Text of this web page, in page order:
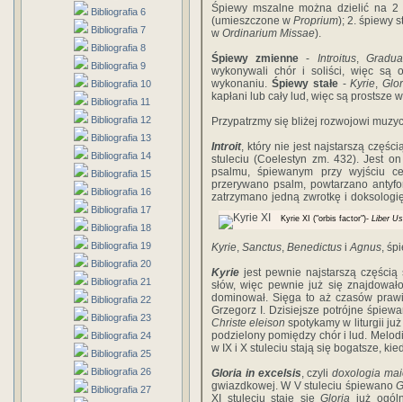
Bibliografia 6
Bibliografia 7
Bibliografia 8
Bibliografia 9
Bibliografia 10
Bibliografia 11
Bibliografia 12
Bibliografia 13
Bibliografia 14
Bibliografia 15
Bibliografia 16
Bibliografia 17
Bibliografia 18
Bibliografia 19
Bibliografia 20
Bibliografia 21
Bibliografia 22
Bibliografia 23
Bibliografia 24
Bibliografia 25
Bibliografia 26
Bibliografia 27
Śpiewy mszalne można dzielić na
(umieszczone w Proprium); 2. śpiewy
w Ordinarium Missae).
Śpiewy zmienne - Introitus,
wykonywali chór i soliści, więc są
wykonaniu. Śpiewy stałe-Kyrie,
kapłani lub cały lud, więc są prostsze
Przypatrzmy się bliżej rozwojowi
Introit, który nie jest najstarszą
stuleciu (Coelestyn zm. 432). Jest
psalmu, śpiewanym przy wyjściu
przerywano psalm, powtarzano
zatrzymano jedną zwrotkę i
Kyrie XI ("orbis factor")- Liber
Kyrie, Sanctus, Benedictus iAgnus,
Kyrie jest pewnie najstarszą
słów, więc pewnie już się
dominował. Sięga to aż czasów
Grzegorz I. Dzisiejsze potrójne
Christe eleison spotykamy w liturgii
podzielony pomiędzy chór i lud.
w IX i X stuleciu stają się bogatsze,
Gloria in excelsis, czylidoxologia
gwiazdkowej. W V stuleciu śpiewano
XI stuleciu staje sięGloriajuż